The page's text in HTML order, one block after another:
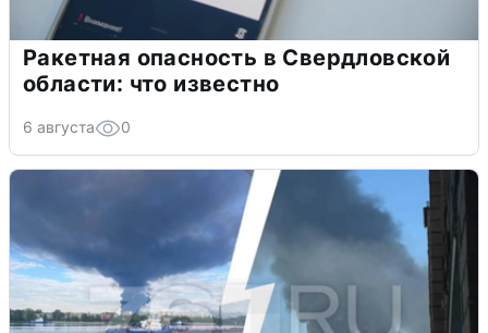
Ракетная опасность в Свердловской
области: что известно
6 августа 0